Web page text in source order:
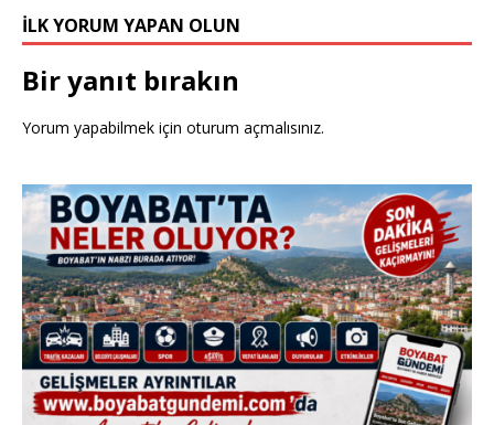
İLK YORUM YAPAN OLUN
Bir yanıt bırakın
Yorum yapabilmek için oturum açmalısınız.